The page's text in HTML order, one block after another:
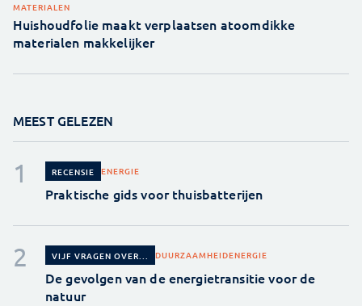
MATERIALEN
Huishoudfolie maakt verplaatsen atoomdikke
materialen makkelijker
MEEST GELEZEN
RECENSIE ENERGIE
Praktische gids voor thuisbatterijen
VIJF VRAGEN OVER... DUURZAAMHEIDENERGIE
De gevolgen van de energietransitie voor de
natuur